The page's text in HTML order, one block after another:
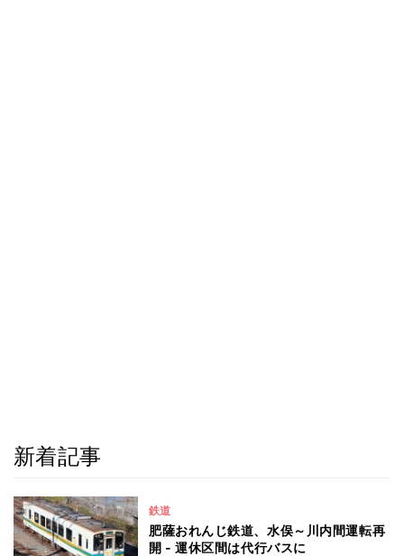
新着記事
鉄道
肥薩おれんじ鉄道、水俣～川内間運転再
開 - 運休区間は代行バスに